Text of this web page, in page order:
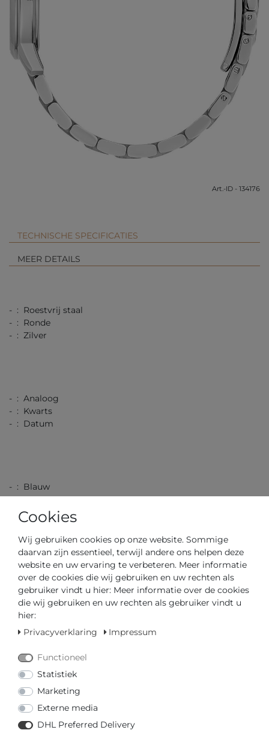
Art.-ID - 134176
TECHNISCHE SPECIFICATIES
MEER DETAILS
- : Roestvrij staal
- : Ronde
- : Zilver
- : Analoog
- : Kwarts
- : Datum
- : Blauw
- : Zilver
- : Deployment Gesp
- : Roestvrij staal
- : Bulova
- : 14,00 / 0,55
- : 31,00 / 1,22
Cookies
Wij gebruiken cookies op onze website. Sommige
daarvan zijn essentieel, terwijl andere ons helpen deze
website en uw ervaring te verbeteren. Meer informatie
over de cookies die wij gebruiken en uw rechten als
gebruiker vindt u hier: Meer informatie over de cookies
die wij gebruiken en uw rechten als gebruiker vindt u
hier:
Privacyverklaring
Impressum
Functioneel
Statistiek
Marketing
Externe media
DHL Preferred Delivery